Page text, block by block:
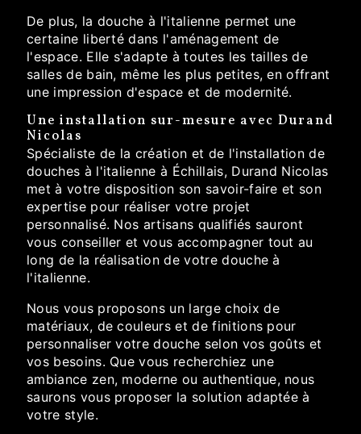
De plus, la douche à l'italienne permet une
certaine liberté dans l'aménagement de
l'espace. Elle s'adapte à toutes les tailles de
salles de bain, même les plus petites, en offrant
une impression d'espace et de modernité.
Une installation sur-mesure avec Durand
Nicolas
Spécialiste de la création et de l'installation de
douches à l'italienne à Échillais, Durand Nicolas
met à votre disposition son savoir-faire et son
expertise pour réaliser votre projet
personnalisé. Nos artisans qualifiés sauront
vous conseiller et vous accompagner tout au
long de la réalisation de votre douche à
l'italienne.
Nous vous proposons un large choix de
matériaux, de couleurs et de finitions pour
personnaliser votre douche selon vos goûts et
vos besoins. Que vous recherchiez une
ambiance zen, moderne ou authentique, nous
saurons vous proposer la solution adaptée à
votre style.